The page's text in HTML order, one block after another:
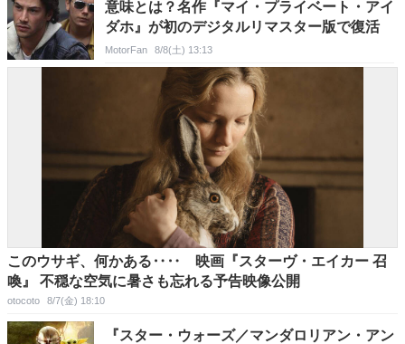
意味とは？名作『マイ・プライベート・アイ
ダホ』が初のデジタルリマスター版で復活
MotorFan 8/8(土) 13:13
このウサギ、何かある‥‥ 映画『スターヴ・エイカー 召
喚』 不穏な空気に暑さも忘れる予告映像公開
otocoto 8/7(金) 18:10
『スター・ウォーズ／マンダロリアン・アン